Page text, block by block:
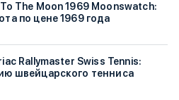
The Moon 1969 Moonswatch:
по цене 1969 года
Rallymaster Swiss Tennis:
швейцарского тенниса